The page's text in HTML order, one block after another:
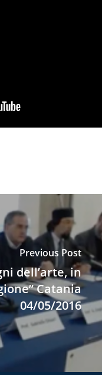
Previous Post
dell’arte, in
Catania
04/05/2016